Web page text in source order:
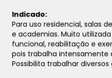
Indicado:
Para uso residencial, salas
e academias. Muito
funcional, reabilitação e
pois trabalha intensamente
Possibilita trabalhar